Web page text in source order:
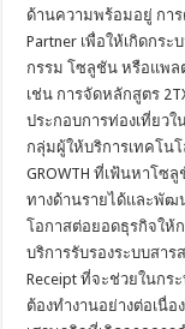
ด้านความพร้อมอยู่ การ
Partner เพื่อให้เกิดกร
กรรม โซลูชัน หรือแพ
เช่น การจัดหลักสูตร
ประกอบการท่องเที่ยวใ
กลุ่มผู้ให้บริการเทคโน
GROWTH ที่เฟ้นหาโซ
ทางด้านรายได้และพัฒ
โอกาสต่อยอดธุรกิจให้
บริการรับรองระบบสาร
Receipt ที่จะช่วยในกร
ต้องทำงานอย่างต่อเนื่